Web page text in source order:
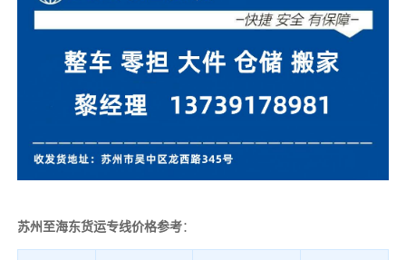
苏州至海东货运专线价格参考：